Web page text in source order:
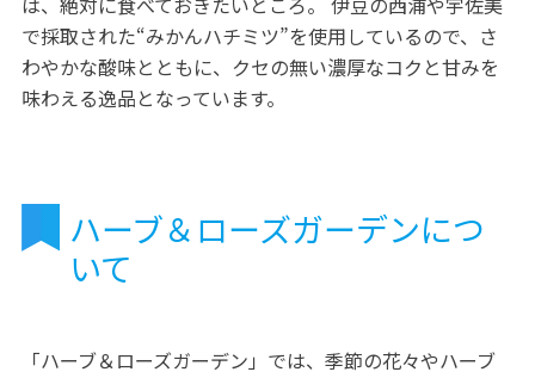
で採取された“みかんハチミツ”を使用しているので、さ
わやかな酸味とともに、クセの無い濃厚なコクと甘みを
味わえる逸品となっています。
ハーブ＆ローズガーデンにつ
いて
「ハーブ＆ローズガーデン」では、季節の花々やハーブ